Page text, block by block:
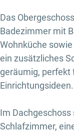
Das
Badezimmer mit
Wohnküche
ein zusätzliches
geräumig, perfekt
Einrichtungsideen.
Im
Schlafzimmer,